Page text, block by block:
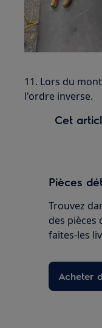
11. Lors du
l'ordre inverse.
Cet
Pièces
Trouvez
des pièces
faites-les
Acheter